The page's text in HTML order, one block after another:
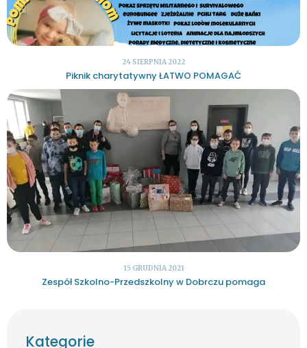
24 SIERPNIA 2022
Piknik charytatywny ŁATWO POMAGAĆ
15 GRUDNIA 2021
Zespół Szkolno-Przedszkolny w Dobrczu pomaga
Kategorie